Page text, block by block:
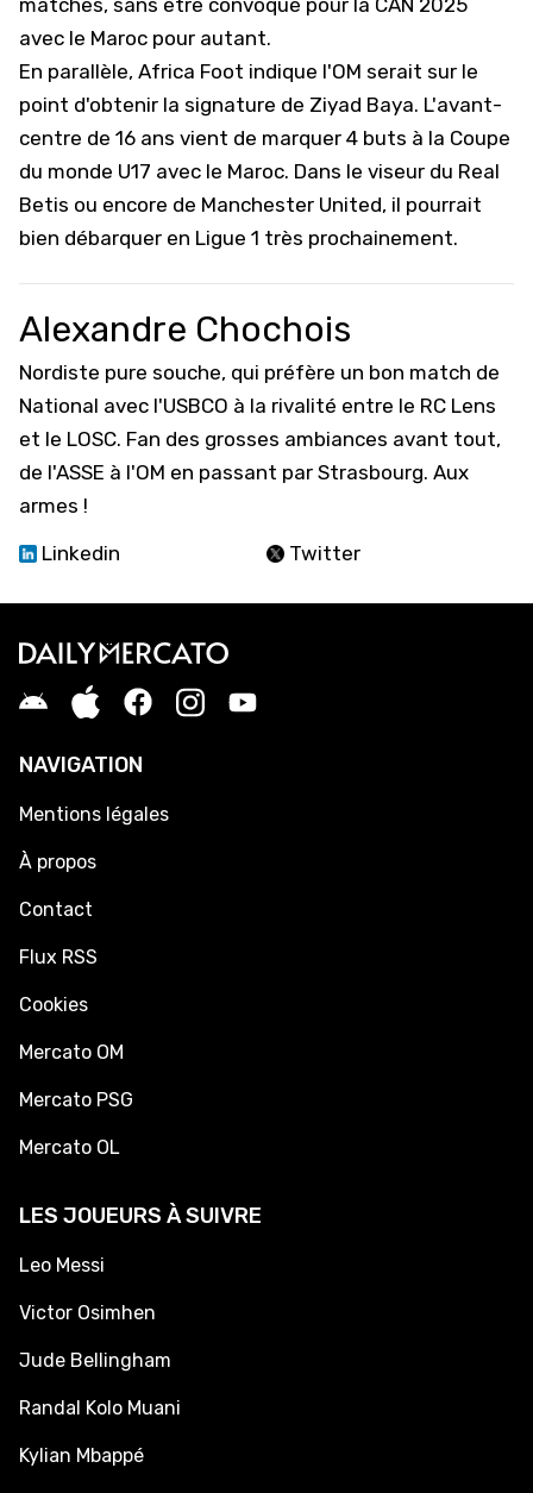
matches, sans être convoqué pour la CAN 2025
avec le Maroc pour autant.
En parallèle, Africa Foot indique l'OM serait sur le
point d'obtenir la signature de Ziyad Baya. L'avant-
centre de 16 ans vient de marquer 4 buts à la Coupe
du monde U17 avec le Maroc. Dans le viseur du Real
Betis ou encore de Manchester United, il pourrait
bien débarquer en Ligue 1 très prochainement.
Alexandre Chochois
Nordiste pure souche, qui préfère un bon match de
National avec l'USBCO à la rivalité entre le RC Lens
et le LOSC. Fan des grosses ambiances avant tout,
de l'ASSE à l'OM en passant par Strasbourg. Aux
armes !
Linkedin
Twitter
NAVIGATION
Mentions légales
À propos
Contact
Flux RSS
Cookies
Mercato OM
Mercato PSG
Mercato OL
LES JOUEURS À SUIVRE
Leo Messi
Victor Osimhen
Jude Bellingham
Randal Kolo Muani
Kylian Mbappé